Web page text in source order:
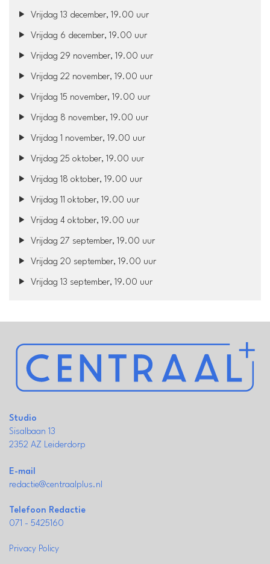
Vrijdag 13 december, 19.00 uur
Vrijdag 6 december, 19.00 uur
Vrijdag 29 november, 19.00 uur
Vrijdag 22 november, 19.00 uur
Vrijdag 15 november, 19.00 uur
Vrijdag 8 november, 19.00 uur
Vrijdag 1 november, 19.00 uur
Vrijdag 25 oktober, 19.00 uur
Vrijdag 18 oktober, 19.00 uur
Vrijdag 11 oktober, 19.00 uur
Vrijdag 4 oktober, 19.00 uur
Vrijdag 27 september, 19.00 uur
Vrijdag 20 september, 19.00 uur
Vrijdag 13 september, 19.00 uur
Studio
Sisalbaan 13
2352 AZ Leiderdorp
E-mail
redactie@centraalplus.nl
Telefoon Redactie
071 - 5425160
Privacy Policy